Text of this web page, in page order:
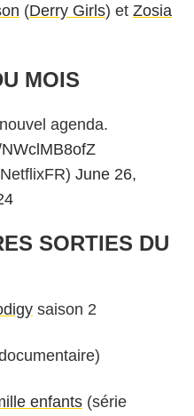
(Derry Girls) et Zosia
MOIS
agenda.
June 26,
SORTIES DU
saison 2
enfants (série